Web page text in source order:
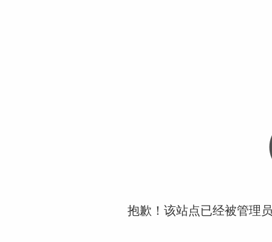
抱歉！该站点已经被管理